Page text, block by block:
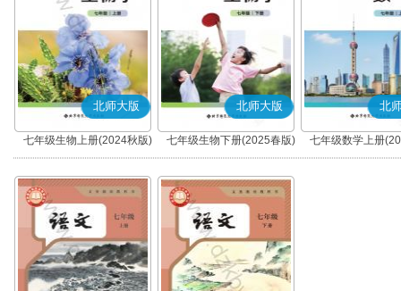
北师大版
七年级生物上册(2024秋版)
北师大版
七年级生物下册(2025春版)
北
七年级数学上册